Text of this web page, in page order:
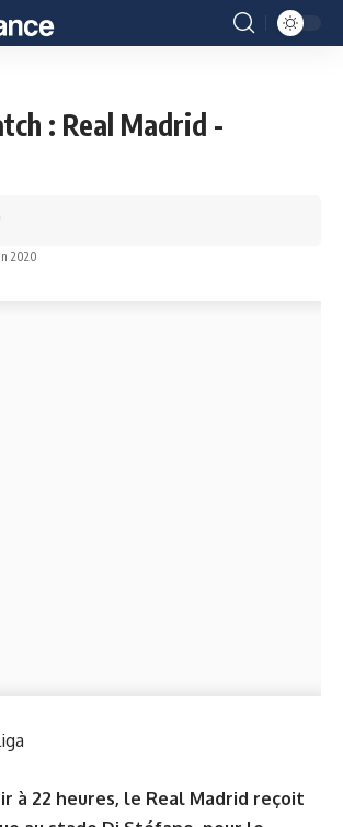
: Real Madrid -
2020
à 22 heures, le Real Madrid reçoit